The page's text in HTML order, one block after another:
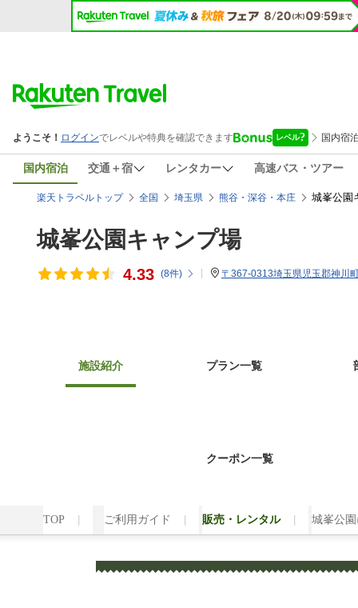
国内宿泊 交通＋宿 レンタカー 高速バス・ツアー
楽天トラベルトップ 全国 埼玉県 熊谷・深谷・本庄 城峯公園
城峯公園キャンプ場
4.33 (8件) 〒367-0313埼玉県児玉郡神川
施設紹介 プラン一覧
クーポン一覧
TOP ご利用ガイド 販売・レンタル 城峯公